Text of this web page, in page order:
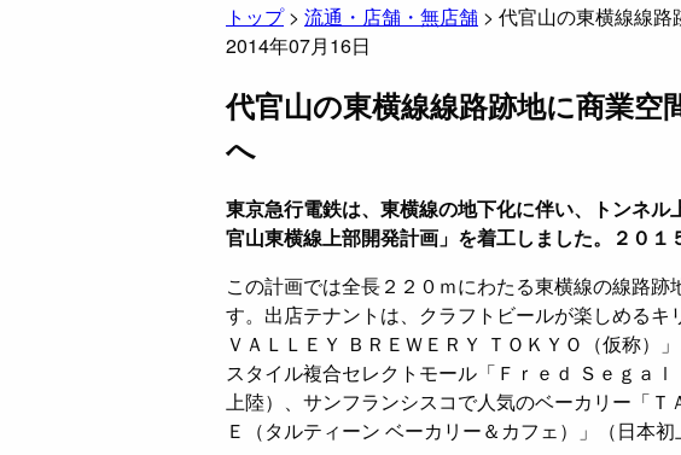
トップ> 流通・店舗・無店舗 > 代官山の東横線線
2014年07月16日
代官山の東横線線路跡地に商業
へ
東京急行電鉄は、東横線の地下化に伴い、トンネ
官山東横線上部開発計画」を着工しました。２０１
この計画では全長２２０ｍにわたる東横線の線路跡
す。出店テナントは、クラフトビールが楽しめるキ
ＶＡＬＬＥＹ ＢＲＥＷＥＲＹ ＴＯＫＹＯ（仮称）
スタイル複合セレクトモール「Ｆｒｅｄ Ｓｅｇａ
上陸）、サンフランシスコで人気のベーカリー「Ｔ
Ｅ（タルティーン ベーカリー＆カフェ）」（日本初